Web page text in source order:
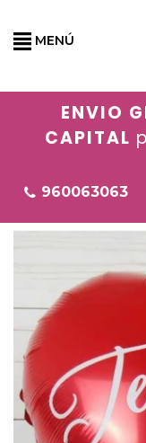
MENÚ
ENVIO
CAPITAL
960063063